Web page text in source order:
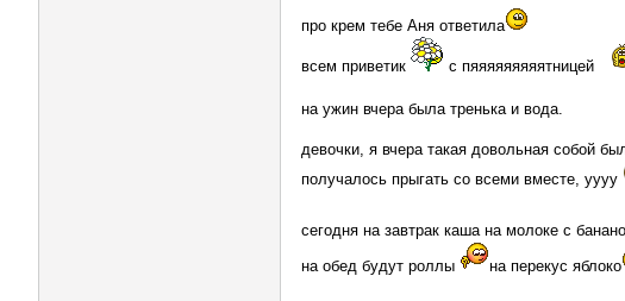
про крем тебе Аня ответила
всем приветик с пяяяяяяяяятницей
на ужин вчера была тренька и вода.
девочки, я вчера такая довольная собой
получалось прыгать со всеми вместе, уууу
сегодня на завтрак каша на молоке с
на обед будут роллы
на перекус яблоко